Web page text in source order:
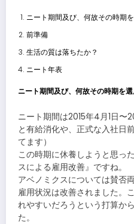
ニート期間及び、何故その時期
前準備
生活の質は落ちたか？
ニート年表
ニート期間及び、何故その時期を
ニート期間は2015年4月1日〜
と有給消化や、正式な入社日
てます）
この時期に休養しようと思っ
スによる雇用改善』ですね。
アベノミクスについては賛否
雇用状況は改善されました。
れやすいだろうという打算か
た。